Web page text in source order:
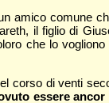
amico comune
il figlio di
che lo vogliono
corso di venti
essere